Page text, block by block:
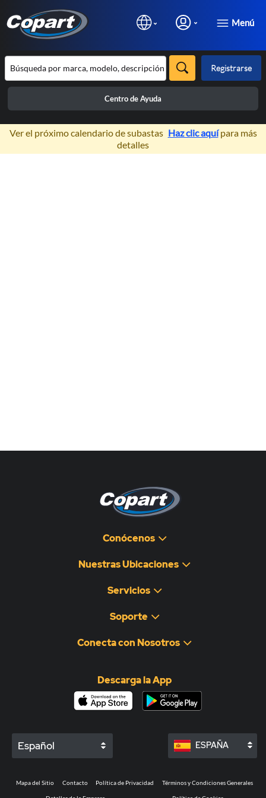
Menú
Registrarse
Centro de Ayuda
×
Ver el próximo calendario de subastas Haz clic aquípara más
detalles
Conócenos
Nuestras Ubicaciones
Servicios
Soporte
Conecta con Nosotros
Descarga la App
Español ESPAÑA
Mapa del Sitio Contacto Política de Privacidad Términos y Condiciones Generales